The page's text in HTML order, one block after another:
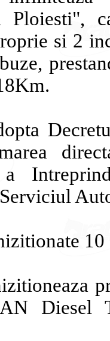
Ploiesti",
si 2
,
a
Serviciul
10
Diesel